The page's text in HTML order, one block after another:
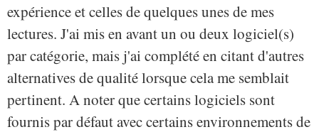
expérience et celles de quelques unes de mes
lectures. J'ai mis en avant un ou deux logiciel(s)
par catégorie, mais j'ai complété en citant d'autres
alternatives de qualité lorsque cela me semblait
pertinent. A noter que certains logiciels sont
fournis par défaut avec certains environnements de